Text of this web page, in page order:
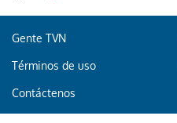
Gente TVN
Términos de uso
Contáctenos